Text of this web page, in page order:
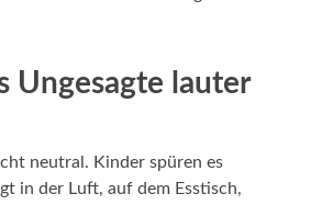
Ungesagte lauter
neutral. Kinder spüren es
in der Luft, auf dem Esstisch,